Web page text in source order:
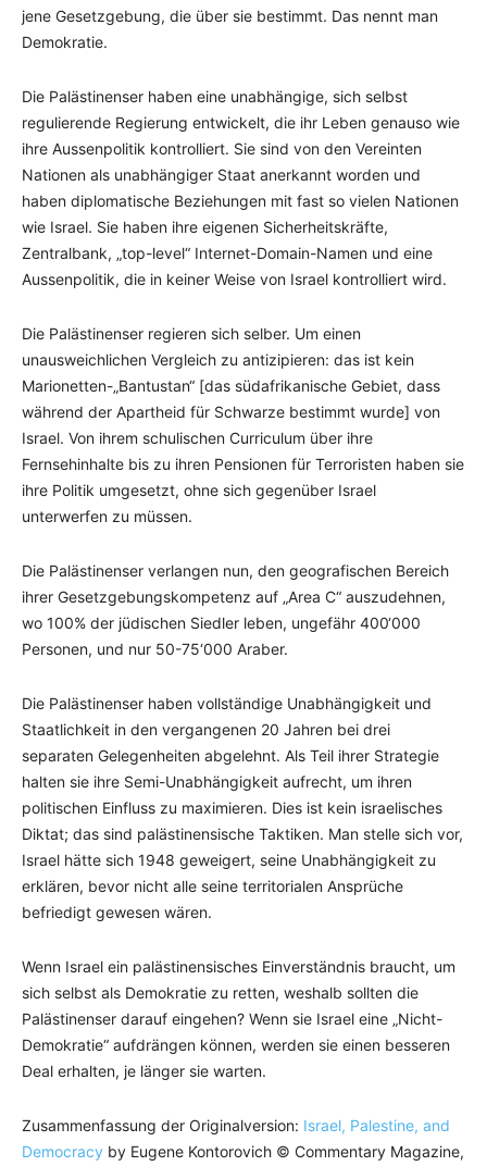
jene Gesetzgebung, die über sie bestimmt. Das nennt man
Demokratie.
Die Palästinenser haben eine unabhängige, sich selbst
regulierende Regierung entwickelt, die ihr Leben genauso wie
ihre Aussenpolitik kontrolliert. Sie sind von den Vereinten
Nationen als unabhängiger Staat anerkannt worden und
haben diplomatische Beziehungen mit fast so vielen Nationen
wie Israel. Sie haben ihre eigenen Sicherheitskräfte,
Zentralbank, „top-level“ Internet-Domain-Namen und eine
Aussenpolitik, die in keiner Weise von Israel kontrolliert wird.
Die Palästinenser regieren sich selber. Um einen
unausweichlichen Vergleich zu antizipieren: das ist kein
Marionetten-„Bantustan“ [das südafrikanische Gebiet, dass
während der Apartheid für Schwarze bestimmt wurde] von
Israel. Von ihrem schulischen Curriculum über ihre
Fernsehinhalte bis zu ihren Pensionen für Terroristen haben sie
ihre Politik umgesetzt, ohne sich gegenüber Israel
unterwerfen zu müssen.
Die Palästinenser verlangen nun, den geografischen Bereich
ihrer Gesetzgebungskompetenz auf „Area C“ auszudehnen,
wo 100% der jüdischen Siedler leben, ungefähr 400‘000
Personen, und nur 50-75‘000 Araber.
Die Palästinenser haben vollständige Unabhängigkeit und
Staatlichkeit in den vergangenen 20 Jahren bei drei
separaten Gelegenheiten abgelehnt. Als Teil ihrer Strategie
halten sie ihre Semi-Unabhängigkeit aufrecht, um ihren
politischen Einfluss zu maximieren. Dies ist kein israelisches
Diktat; das sind palästinensische Taktiken. Man stelle sich vor,
Israel hätte sich 1948 geweigert, seine Unabhängigkeit zu
erklären, bevor nicht alle seine territorialen Ansprüche
befriedigt gewesen wären.
Wenn Israel ein palästinensisches Einverständnis braucht, um
sich selbst als Demokratie zu retten, weshalb sollten die
Palästinenser darauf eingehen? Wenn sie Israel eine „Nicht-
Demokratie“ aufdrängen können, werden sie einen besseren
Deal erhalten, je länger sie warten.
Zusammenfassung der Originalversion: Israel, Palestine, and
Democracy by Eugene Kontorovich © Commentary Magazine,